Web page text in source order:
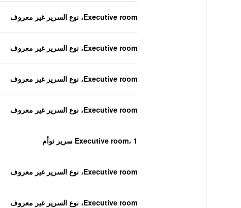
Executive room، نوع السرير غير معروف
Executive room، نوع السرير غير معروف
Executive room، نوع السرير غير معروف
Executive room، نوع السرير غير معروف
Executive room، 1 سرير توأم
Executive room، نوع السرير غير معروف
Executive room، نوع السرير غير معروف